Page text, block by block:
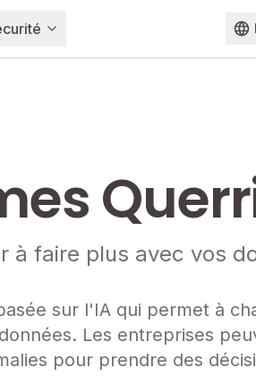
à faire plus avec vos
sur l'IA qui permet à
Les entreprises
pour prendre des